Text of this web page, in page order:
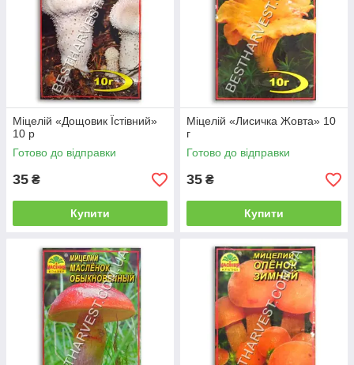
Міцелій «Дощовик Їстівний»
10 р
Готово до відправки
35 ₴
Купити
Міцелій «Лисичка Жовта» 10
г
Готово до відправки
35 ₴
Купити